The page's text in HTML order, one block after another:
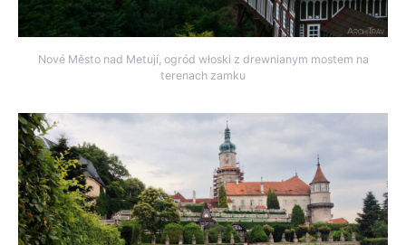
Nové Město nad Metují, ogród włoski z drewnianym mostem na
terenach zamku